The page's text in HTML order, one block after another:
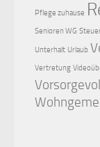
Pflege zuhause
Senioren WG
Unterhalt Urlaub
Vertretung